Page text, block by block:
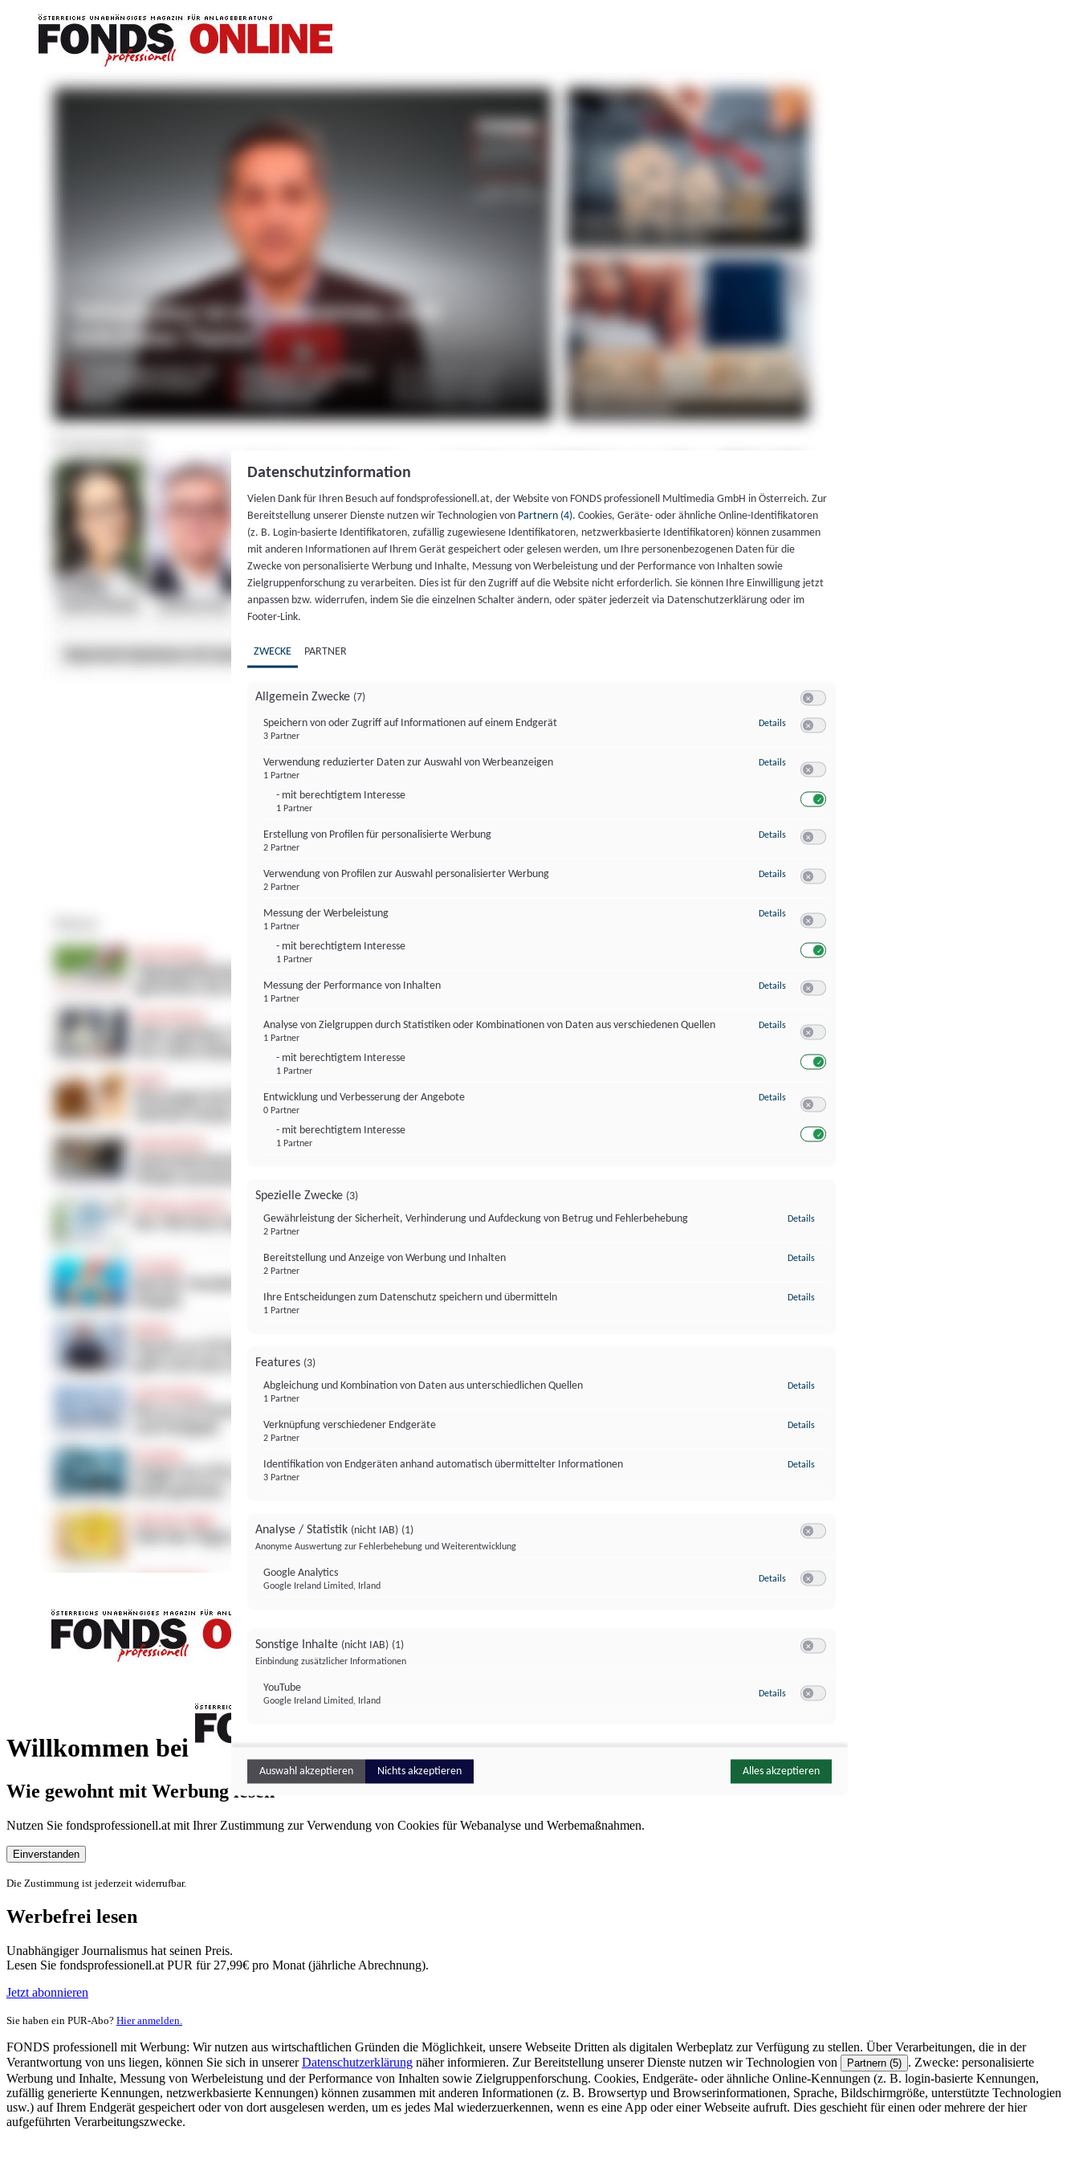
Willkommen bei
FONDS professionell
Wie gewohnt mit Werbung lesen
Nutzen Sie fondsprofessionell.at mit Ihrer Zustimmung zur Verwendung von Cookies für Webanalyse und Werbemaßnahmen.
Einverstanden
Die Zustimmung ist jederzeit widerrufbar.
Werbefrei lesen
Unabhängiger Journalismus hat seinen Preis.
Lesen Sie fondsprofessionell.at PUR für 27,99€ pro Monat (jährliche Abrechnung).
Jetzt abonnieren
Sie haben ein PUR-Abo? Hier anmelden.
FONDS professionell mit Werbung: Wir nutzen aus wirtschaftlichen Gründen die Möglichkeit, unsere Webseite Dritten als digitalen Werbeplatz zur Verfügung zu stellen. Über Verarbeitungen, die in der
Verantwortung von uns liegen, können Sie sich in unsererDatenschutzerklärung näher informieren. Zur Bereitstellung unserer Dienste nutzen wir Technologien von Partnern (5) . Zwecke: personalisierte
Werbung und Inhalte, Messung von Werbeleistung und der Performance von Inhalten sowie Zielgruppenforschung. Cookies, Endgeräte- oder ähnliche Online-Kennungen (z. B. login-basierte Kennungen,
zufällig generierte Kennungen, netzwerkbasierte Kennungen) können zusammen mit anderen Informationen (z. B. Browsertyp und Browserinformationen, Sprache, Bildschirmgröße, unterstützte Technologien
usw.) auf Ihrem Endgerät gespeichert oder von dort ausgelesen werden, um es jedes Mal wiederzuerkennen, wenn es eine App oder einer Webseite aufruft. Dies geschieht für einen oder mehrere der hier
aufgeführten Verarbeitungszwecke.
Datenschutzinformation
Vielen Dank für Ihren Besuch auf fondsprofessionell.at, der Website von FONDS professionell Multimedia GmbH in Österreich. Zur
Bereitstellung unserer Dienste nutzen wir Technologien von Partnern (4). Cookies, Geräte- oder ähnliche Online-Identifikatoren
(z. B. Login-basierte Identifikatoren, zufällig zugewiesene Identifikatoren, netzwerkbasierte Identifikatoren) können zusammen
mit anderen Informationen auf Ihrem Gerät gespeichert oder gelesen werden, um Ihre personenbezogenen Daten für die
Zwecke von personalisierte Werbung und Inhalte, Messung von Werbeleistung und der Performance von Inhalten sowie
Zielgruppenforschung zu verarbeiten. Dies ist für den Zugriff auf die Website nicht erforderlich. Sie können Ihre Einwilligung jetzt
anpassen bzw. widerrufen, indem Sie die einzelnen Schalter ändern, oder später jederzeit via Datenschutzerklärung oder im
Footer-Link.
ZWECKE PARTNER
Allgemein Zwecke (7)
Speichern von oder Zugriff auf Informationen auf einem Endgerät
3 Partner
Details zu Speichern von oder Zugriff auf Informationen auf einem Endgerät
Verwendung reduzierter Daten zur Auswahl von Werbeanzeigen
1 Partner
- mit berechtigtem Interesse
1 Partner
Details zu Verwendung reduzierter Daten zur Auswahl von Werbeanzeigen
Erstellung von Profilen für personalisierte Werbung
2 Partner
Details zu Erstellung von Profilen für personalisierte Werbung
Verwendung von Profilen zur Auswahl personalisierter Werbung
2 Partner
Details zu Verwendung von Profilen zur Auswahl personalisierter Werbung
Messung der Werbeleistung
1 Partner
- mit berechtigtem Interesse
1 Partner
Details zu Messung der Werbeleistung
Messung der Performance von Inhalten
1 Partner
Details zu Messung der Performance von Inhalten
Analyse von Zielgruppen durch Statistiken oder Kombinationen von Daten aus verschiedenen Quellen
1 Partner
- mit berechtigtem Interesse
1 Partner
Details zu Analyse von Zielgruppen durch Statistiken oder Kombinationen von
Entwicklung und Verbesserung der Angebote
0 Partner
- mit berechtigtem Interesse
1 Partner
Details zu Entwicklung und Verbesserung der Angebote
Spezielle Zwecke (3)
Gewährleistung der Sicherheit, Verhinderung und Aufdeckung von Betrug und Fehlerbehebung
2 Partner
Details
Bereitstellung und Anzeige von Werbung und Inhalten
2 Partner
Details
Ihre Entscheidungen zum Datenschutz speichern und übermitteln
1 Partner
Details
Features (3)
Abgleichung und Kombination von Daten aus unterschiedlichen Quellen
1 Partner
Details
Verknüpfung verschiedener Endgeräte
2 Partner
Details
Identifikation von Endgeräten anhand automatisch übermittelter Informationen
3 Partner
Details
Analyse / Statistik (nicht IAB) (1)
Anonyme Auswertung zur Fehlerbehebung und Weiterentwicklung
Google Analytics
Google Ireland Limited, Irland
Details zu Google Analytics
Sonstige Inhalte (nicht IAB) (1)
Einbindung zusätzlicher Informationen
YouTube
Google Ireland Limited, Irland
Details zu YouTube
Auswahl akzeptieren Nichts akzeptieren Alles akzeptieren